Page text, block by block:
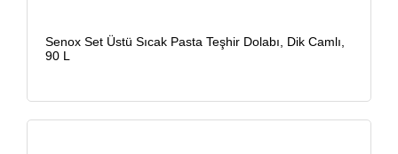
Senox Set Üstü Sıcak Pasta Teşhir Dolabı, Dik Camlı,
90 L